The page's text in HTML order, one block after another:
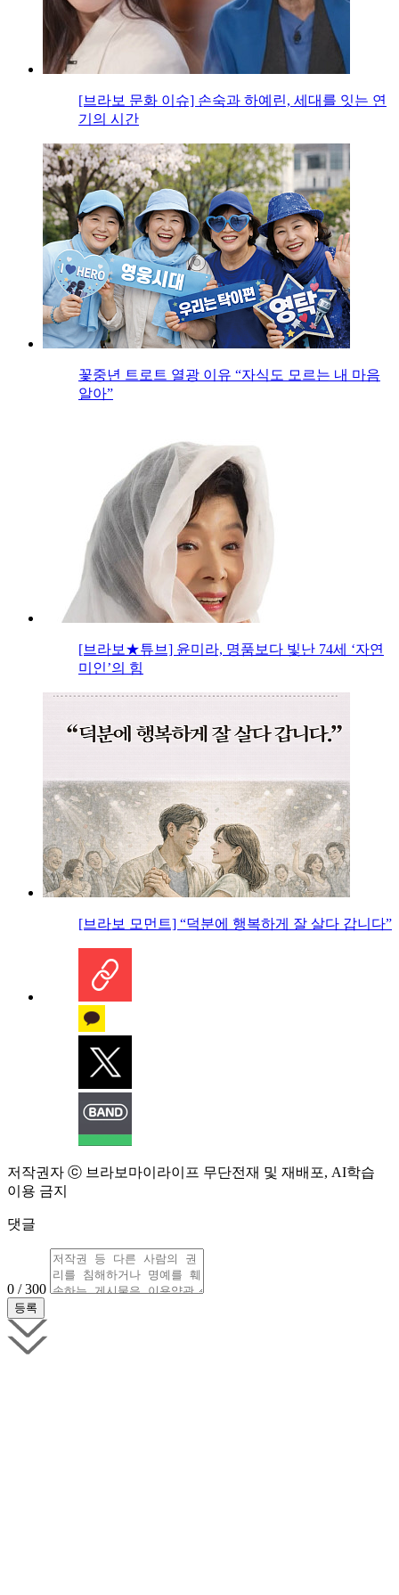
[브라보 문화 이슈] 손숙과 하예린, 세대를 잇는 연
기의 시간
꽃중년 트로트 열광 이유 “자식도 모르는 내 마음
알아”
[브라보★튜브] 윤미라, 명품보다 빛난 74세 ‘자연
미인’의 힘
[브라보 모먼트] “덕분에 행복하게 잘 살다 갑니다”
저작권자 ⓒ 브라보마이라이프 무단전재 및 재배포, AI학습
이용 금지
댓글
0 / 300